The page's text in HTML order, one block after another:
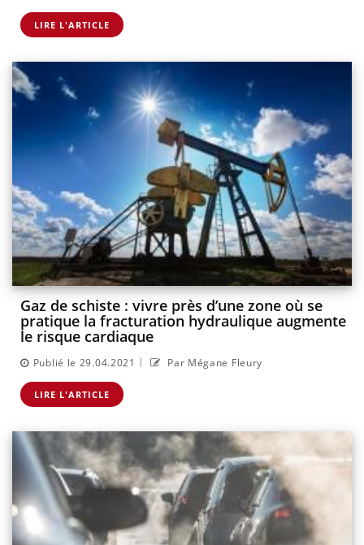
LIRE L'ARTICLE
Gaz de schiste : vivre près d’une zone où se
pratique la fracturation hydraulique augmente
le risque cardiaque
Publié le 29.04.2021 | Par Mégane Fleury
LIRE L'ARTICLE